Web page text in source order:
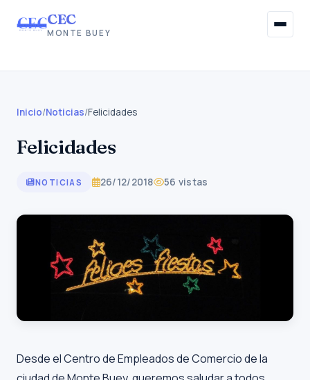
CEC
MONTE BUEY
Institucional
Afiliaciones
Beneficios Sociales
Información Gremial
Contacto
Inicio/Noticias/Felicidades
Felicidades
NOTICIAS 26/12/2018 56 vistas
Desde el Centro de Empleados de Comercio de la